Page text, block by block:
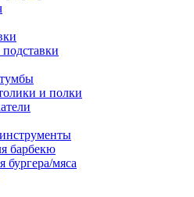
и полки
барбекю
бургера/мяса